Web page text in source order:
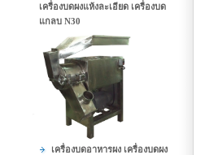
เครื่องบดผงแห้งละเอียด เครื่องบด
แกลบ N30
เครื่องบดอาหารผง เครื่องบดผง